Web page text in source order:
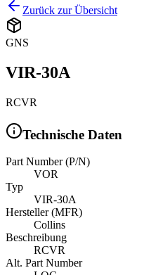
Zurück zur Übersicht
GNS
VIR-30A
RCVR
Technische Daten
Part Number (P/N)
VOR
Typ
VIR-30A
Hersteller (MFR)
Collins
Beschreibung
RCVR
Alt. Part Number